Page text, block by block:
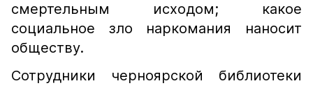
смертельным исходом; какое
социальное зло наркомания наносит
обществу.
Сотрудники черноярской библиотеки